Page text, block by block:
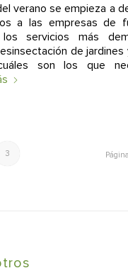
verano se empieza a
a las empresas de
servicios más
de jardines
son los que
3